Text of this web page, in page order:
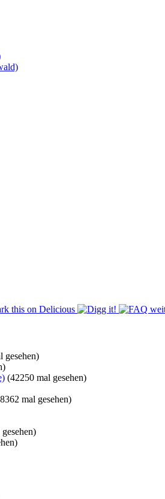
gesehen)
(42250 mal gesehen)
mal gesehen)